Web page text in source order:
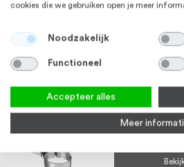
buisklemmen
RVS 316
Q-railing
buisklemmen
Hoogglans
cookies die we gebruiken open je meer
Noodzakelijk
Functioneel
Accepteer alles
Meer